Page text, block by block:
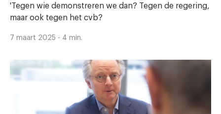
'Tegen wie demonstreren we dan? Tegen de regering,
maar ook tegen het cvb?
7 maart 2025 - 4 min.